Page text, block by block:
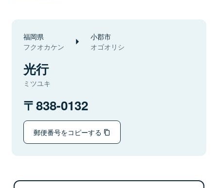
福岡県
フクオカケン
小郡市
オゴオリシ
光行
ミツユキ
838-0132
郵便番号をコピーする